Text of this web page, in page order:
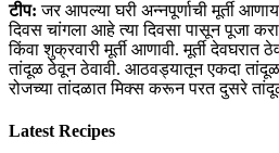
टीप: जर आपल्या घरी अन्नपूर्णाची मूर्ती
दिवस चांगला आहे त्या दिवसा पासून पूजा
किंवा शुक्रवारी मूर्ती आणावी. मूर्ती देवघरात
तांदूळ ठेवून ठेवावी. आठवड्यातून एकदा
रोजच्या तांदळात मिक्स करून परत दुसरे
Latest Recipes